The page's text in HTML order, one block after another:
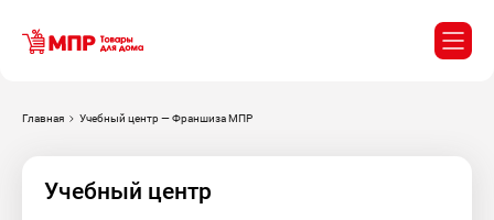
Главная Учебный центр — Франшиза МПР
Учебный центр